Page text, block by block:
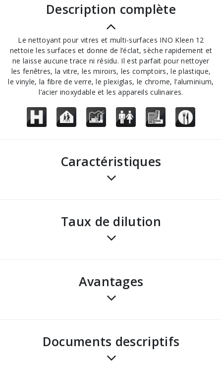
description complète
Le nettoyant pour vitres et multi-surfaces INO Kleen 12
nettoie les surfaces et donne de l’éclat, sèche rapidement et
ne laisse aucune trace ni résidu. Il est parfait pour nettoyer
les fenêtres, la vitre, les miroirs, les comptoirs, le plastique,
le vinyle, la fibre de verre, le plexiglas, le chrome, l’aluminium,
l’acier inoxydable et les appareils culinaires.
Caractéristiques
Taux de dilution
avantages
Documents descriptifs